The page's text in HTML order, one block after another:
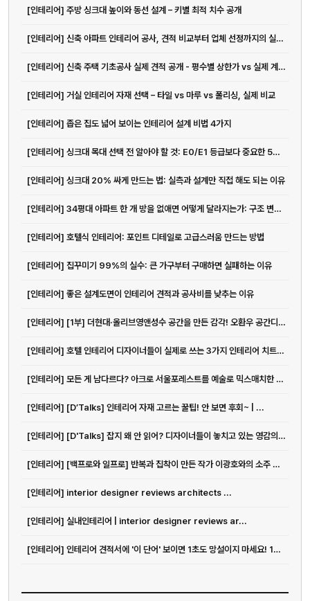
[인테리어] 주방 싱크대 높이와 동선 설계 – 키별 최적 치수 공개
[인테리어] 신축 아파트 인테리어 공사, 견적 비교부터 업체 선정까지의 실전 가이드
[인테리어] 신축 주택 기초공사 실제 견적 공개 - 평수별 상한가 vs 실제 계약가 비교분석
[인테리어] 거실 인테리어 자재 선택 – 타일 vs 마루 vs 폴리싱, 실제 비교
[인테리어] 좁은 집도 넓어 보이는 인테리어 설계 비법 4가지
[인테리어] 싱크대 목대 선택 전 알아야 할 것: E0/E1 등급보다 중요한 5가지
[인테리어] 싱크대 20% 싸게 만드는 법: 실측과 설계만 직접 해도 되는 이유
[인테리어] 34평대 아파트 한 개 방을 없애면 어떻게 달라지는가: 구조 변경의 정석
[인테리어] 호텔식 인테리어: 포인트 디테일로 고급스러움 만드는 방법
[인테리어] 집꾸미기 99%의 실수: 큰 가구부터 구매하면 실패하는 이유
[인테리어] 좋은 설계도면이 인테리어 견적과 공사비를 낮추는 이유
[인테리어] [1부] 더현대·올리브영앤성수 공간을 만든 감각! 오환우 공간디자이...
[인테리어] 호텔 인테리어 디자이너들이 실제로 쓰는 3가지 인테리어 치트키 | ...
[인테리어] 모든 게 남다르다? 아크로 서울포레스트를 예술로 믹스매치한 그루스튜...
[인테리어] [D’Talks] 인테리어 자재 고르는 꿀팁! 안 보면 후회~ | ...
[인테리어] [D'Talks] 잡지 왜 안 읽어? 디자이너들이 놓치고 있는 영감의 원천
[인테리어] [백프로와 일프로] 반복과 집착이 만든 작가 이광호와의 소주 한 잔
[인테리어] interior designer reviews architects ...
[인테리어] 실내인테리어 | interior designer reviews ar...
[인테리어] 인테리어 견적서에 '이 단어' 보이면 1초도 망설이지 마세요! 10...